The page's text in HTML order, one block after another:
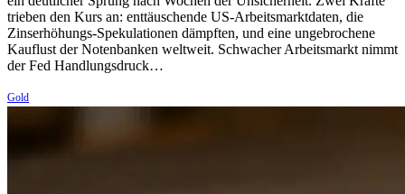
trieben den Kurs an: enttäuschende US-Arbeitsmarktdaten, die
Zinserhöhungs-Spekulationen dämpften, und eine ungebrochene
Kauflust der Notenbanken weltweit. Schwacher Arbeitsmarkt nimmt
der Fed Handlungsdruck…
Gold